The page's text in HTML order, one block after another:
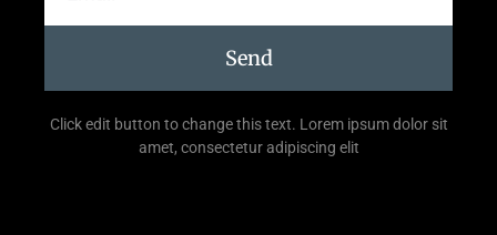
Send
Click edit button to change this text. Lorem ipsum dolor sit
amet, consectetur adipiscing elit